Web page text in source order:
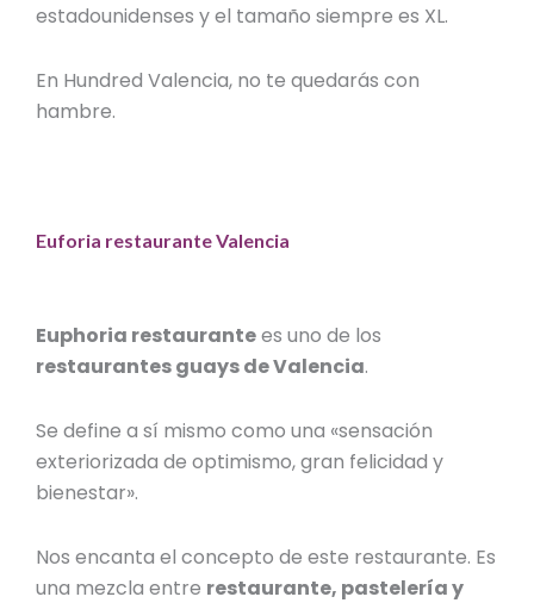
estadounidenses y el tamaño siempre es XL.
En Hundred Valencia, no te quedarás con
hambre.
Euforia restaurante Valencia
Euphoria restaurantees uno de los
restaurantes guays de Valencia.
Se define a sí mismo como una «sensación
exteriorizada de optimismo, gran felicidad y
bienestar».
Nos encanta el concepto de este restaurante. Es
una mezcla entre restaurante, pastelería y